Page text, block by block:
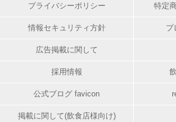
プライバシーポリシー 特定
情報セキュリティ方針 プ
広告掲載に関して
採用情報
公式ブログ favicon
掲載に関して(飲食店様向け)